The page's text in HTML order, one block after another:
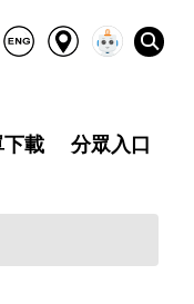
下載 分眾入口